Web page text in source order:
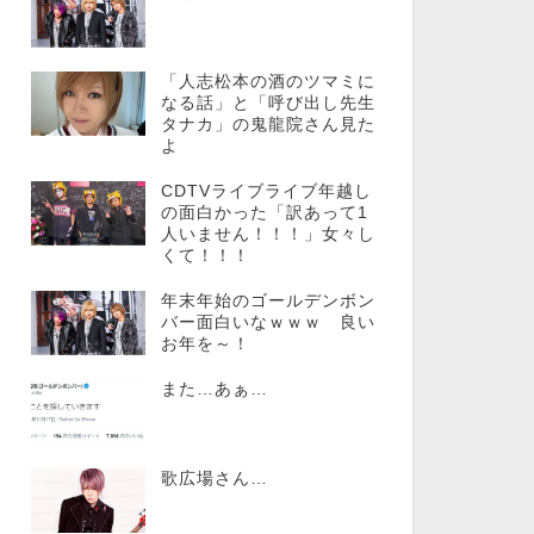
「人志松本の酒のツマミに
なる話」と「呼び出し先生
タナカ」の鬼龍院さん見た
よ
CDTVライブライブ年越し
の面白かった「訳あって1
人いません！！！」女々し
くて！！！
年末年始のゴールデンボン
バー面白いなｗｗｗ 良い
お年を～！
また…あぁ…
歌広場さん…